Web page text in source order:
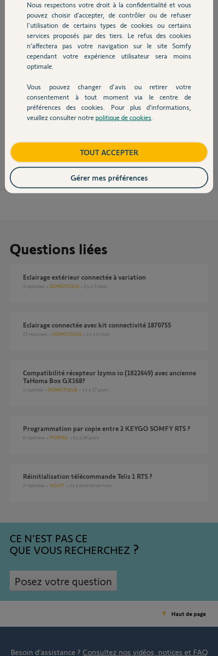
Chauffage
Autres produits
Devis avec un pro
Contact
Didier G.
Participer au fil de discussion
Réponses
C'est possible sans problème, cette personne la fait :
http://forum.somfy.fr/questions/607314-telecommande-keygo
il y a plus de 12 ans
Questions liées
eclairage extérieur connectée à variation
9 réponses DOMOTIQUE il y a 3 mois
Eclairage connectée avec kit connectivité 1870755
22 réponses DOMOTIQUE il y a 4 mois
Compatibilité récepteur Izymo io (1822649) avec ancienne
TaHoma Box GX168?
1 réponse DOMOTIQUE il y a 17 jours
Programmation par copie entre 2 KEYGO SOMFY RTS ?
6 réponses PORTAIL il y a 26 jours
réinitialisation télécommande Telis 1 RTS ?
2 réponses VOLET il y a environ un mois
CE N'EST PAS CE
QUE VOUS RECHERCHEZ
Posez votre question
Haut de page
Besoin d’assistance ? Consultez nos vidéos, notices et FAQ
Nous respectons votre droit à la confidentialité et vous
pouvez choisir d’accepter, de contrôler ou de refuser
l'utilisation de certains types de cookies ou certains
services proposés par des tiers. Le refus des cookies
n’affectera pas votre navigation sur le site Somfy
cependant votre expérience utilisateur sera moins
optimale.
Vous pouvez changer d'avis ou retirer votre
consentement à tout moment via le centre de
préférences des cookies. Pour plus d’informations,
veuillez consulter notre politique de cookies
TOUT ACCEPTER
Gérer mes préférences